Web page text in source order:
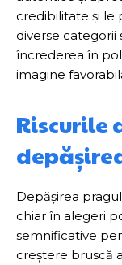
credibilitate și le
diverse categorii
încrederea în
imagine
Riscurile
Depășirea
chiar în alegeri
semnificative
creștere bruscă